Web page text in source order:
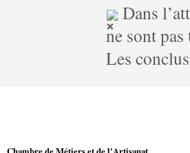
Dans
ne sont
Les